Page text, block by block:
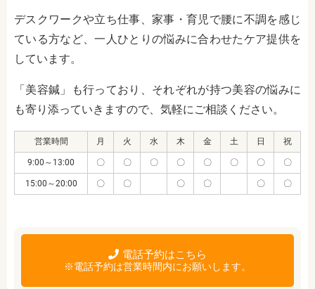
デスクワークや立ち仕事、家事・育児で腰に不調を感じ
ている方など、一人ひとりの悩みに合わせたケア提供を
しています。
「美容鍼」も行っており、それぞれが持つ美容の悩みに
も寄り添っていきますので、気軽にご相談ください。
営業時間 月 火 水 木 金 土 日 祝
9:00～13:00 〇 〇 〇 〇 〇 〇 〇 〇
15:00～20:00 〇 〇 〇 〇 〇 〇
電話予約はこちら
※電話予約は営業時間内にお願いします。